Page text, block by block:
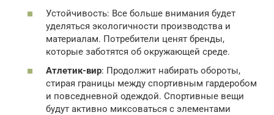
Устойчивость: Все больше внимания будет
уделяться экологичности производства и
материалам. Потребители ценят бренды,
которые заботятся об окружающей среде.
Атлетик-вир: Продолжит набирать обороты,
стирая границы между спортивным гардеробом
и повседневной одеждой. Спортивные вещи
будут активно миксоваться с элементами